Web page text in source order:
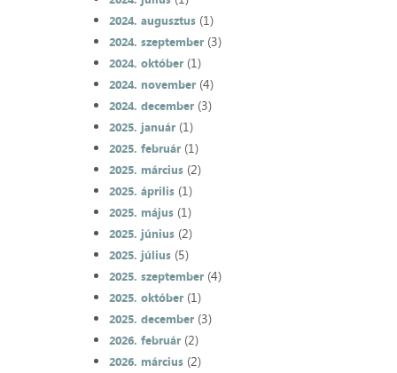
2024. augusztus(1)
2024. szeptember(3)
2024. október(1)
2024. november(4)
2024. december(3)
2025. január(1)
2025. február(1)
2025. március(2)
2025. április(1)
2025. május(1)
2025. június(2)
2025. július(5)
2025. szeptember(4)
2025. október(1)
2025. december(3)
2026. február(2)
2026. március(2)